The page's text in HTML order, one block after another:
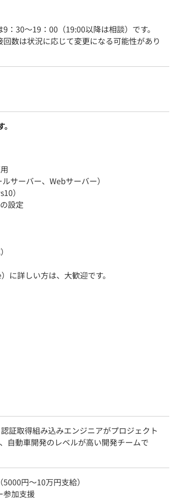
：30～19：00（19:00以降は相談）です。
数は状況に応じて変更になる可能性があり
サーバー、Webサーバー）
）
設定
詳しい方は、大歓迎です。
証取得組み込みエンジニアがプロジェクト
自動車開発のレベルが高い開発チームで
円～10万円支給）
参加支援